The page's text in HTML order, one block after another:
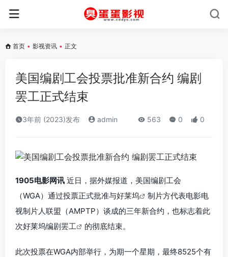
首页 • 影视资讯 • 正文
美国编剧工会投票批准新合约 编剧
罢工正式结束
3年前 (2023)发布 admin 563 0 0
1905电影网讯 近日，据外媒报道，美国编剧工会
（WGA）通过投票正式批准与好莱坞
制片方代表电影电
视制片人联盟（AMPTP）谈成的三年新合约，也标志着此
次好莱坞编剧罢工 的彻底结束。
此次投票在WGA内部举行，为期一个星期，最终8525个有